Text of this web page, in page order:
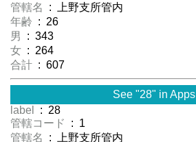
管轄名
: 上野支所管内
年齢 : 26
男
: 343
女 : 264
合計 : 607
See "28" in Apps
label
: 28
管轄コード
: 1
管轄名
: 上野支所管内